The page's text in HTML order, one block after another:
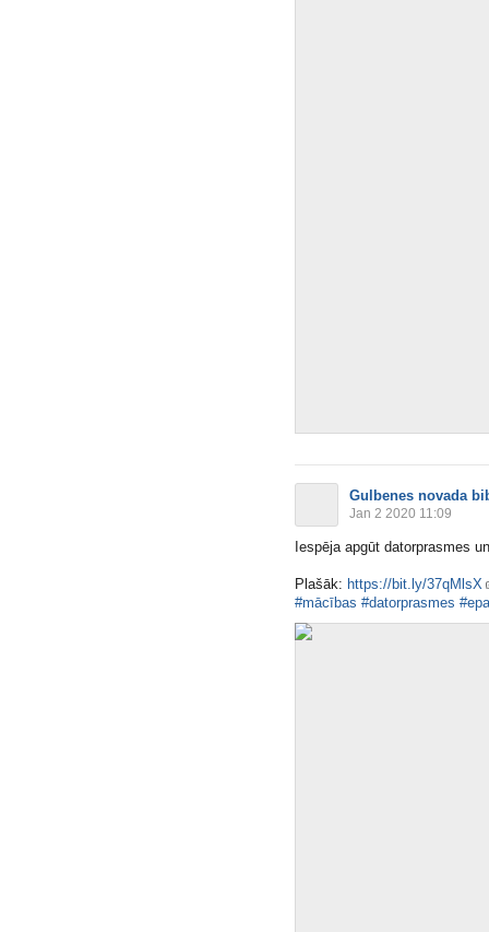
Gulbenes novada
Jan 2 2020 11:09
Iespēja apgūt datorprasmes
Plašāk: https://bit.ly/37qMlsX
#mācības #datorprasmes